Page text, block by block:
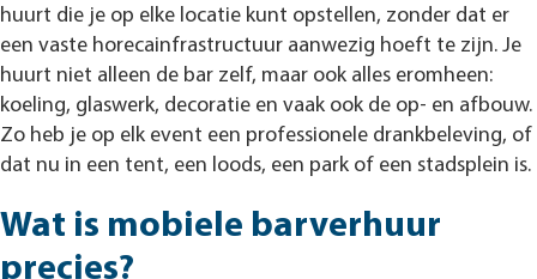
huurt die je op elke locatie kunt opstellen, zonder dat er
een vaste horecainfrastructuur aanwezig hoeft te zijn. Je
huurt niet alleen de bar zelf, maar ook alles eromheen:
koeling, glaswerk, decoratie en vaak ook de op- en afbouw.
Zo heb je op elk event een professionele drankbeleving, of
dat nu in een tent, een loods, een park of een stadsplein is.
Wat is mobiele barverhuur
precies?